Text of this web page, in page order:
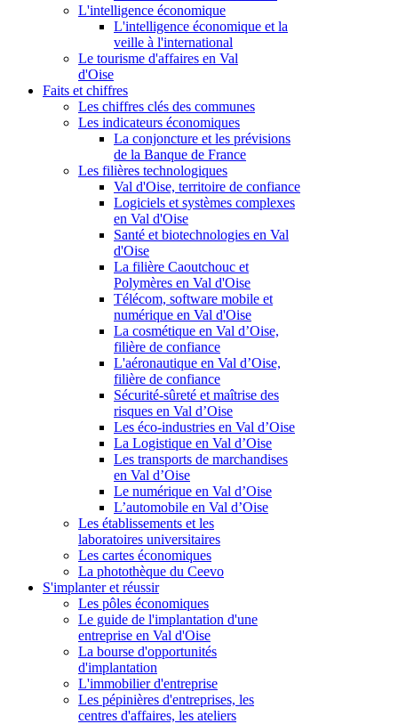
L'intelligence économique
L'intelligence économique et la
veille à l'international
Le tourisme d'affaires en Val
d'Oise
Faits et chiffres
Les chiffres clés des communes
Les indicateurs économiques
La conjoncture et les prévisions
de la Banque de France
Les filières technologiques
Val d'Oise, territoire de confiance
Logiciels et systèmes complexes
en Val d'Oise
Santé et biotechnologies en Val
d'Oise
La filière Caoutchouc et
Polymères en Val d'Oise
Télécom, software mobile et
numérique en Val d'Oise
La cosmétique en Val d’Oise,
filière de confiance
L'aéronautique en Val d’Oise,
filière de confiance
Sécurité-sûreté et maîtrise des
risques en Val d’Oise
Les éco-industries en Val d’Oise
La Logistique en Val d’Oise
Les transports de marchandises
en Val d’Oise
Le numérique en Val d’Oise
L’automobile en Val d’Oise
Les établissements et les
laboratoires universitaires
Les cartes économiques
La photothèque du Ceevo
S'implanter et réussir
Les pôles économiques
Le guide de l'implantation d'une
entreprise en Val d'Oise
La bourse d'opportunités
d'implantation
L'immobilier d'entreprise
Les pépinières d'entreprises, les
centres d'affaires, les ateliers